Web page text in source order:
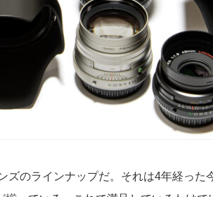
のラインナップだ。それは4年経った